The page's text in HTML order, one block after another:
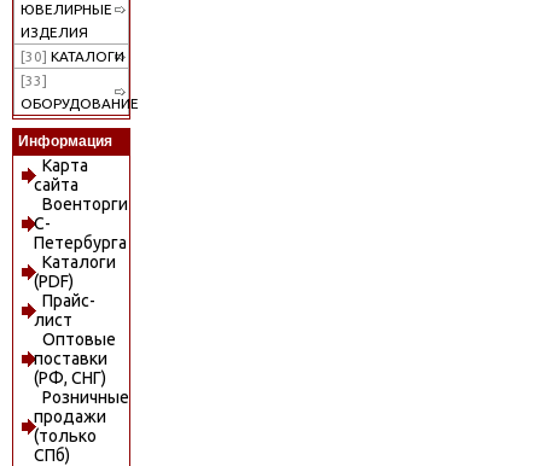
ЮВЕЛИРНЫЕ
ИЗДЕЛИЯ
[30] КАТАЛОГИ
[33]
ОБОРУДОВАНИЕ
Информация
Карта
сайта
Военторги
С-
Петербурга
Каталоги
(PDF)
Прайс-
лист
Оптовые
поставки
(РФ, СНГ)
Розничные
продажи
(только
СПб)